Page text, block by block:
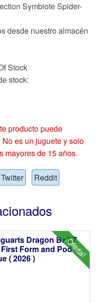
Symbiote Spider-
desde nuestro almacén
Stock
stock:
producto puede
es un juguete y solo
mayores de 15 años.
Twitter Reddit
¡Oferta!
Dragon Ball Z
Form and Pod
( 2026 )